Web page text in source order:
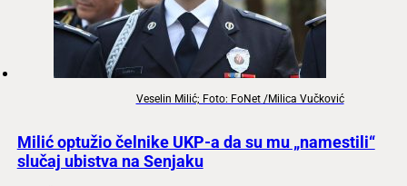
Veselin Milić; Foto: FoNet /Milica Vučković
Milić optužio čelnike UKP-a da su mu „namestili“
slučaj ubistva na Senjaku